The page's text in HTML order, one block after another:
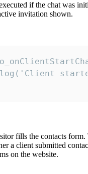
if the chat was
invitation shown.
fills the contacts
a client submitted
on the website.